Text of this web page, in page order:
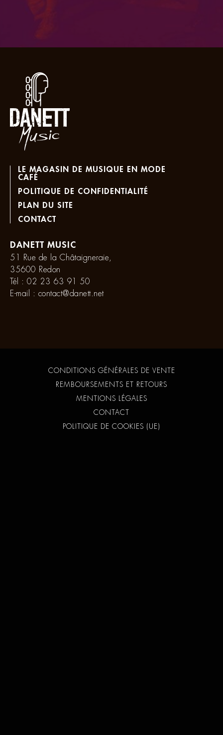
LE MAGASIN DE MUSIQUE EN MODE
CAFÉ
POLITIQUE DE CONFIDENTIALITÉ
PLAN DU SITE
CONTACT
DANETT MUSIC
51 Rue de la Châtaigneraie,
35600 Redon
Tél : 02 23 63 91 50
E-mail : contact@danett.net
CONDITIONS GÉNÉRALES DE VENTE
REMBOURSEMENTS ET RETOURS
MENTIONS LÉGALES
CONTACT
POLITIQUE DE COOKIES (UE)